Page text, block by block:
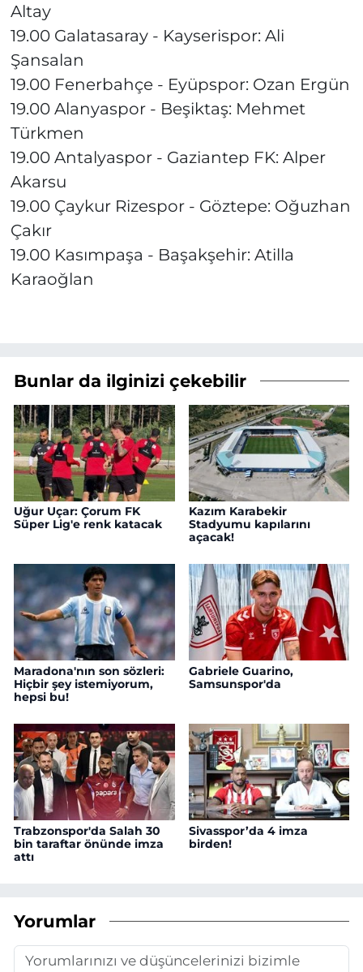
Altay
19.00 Galatasaray - Kayserispor: Ali
Şansalan
19.00 Fenerbahçe - Eyüpspor: Ozan Ergün
19.00 Alanyaspor - Beşiktaş: Mehmet
Türkmen
19.00 Antalyaspor - Gaziantep FK: Alper
Akarsu
19.00 Çaykur Rizespor - Göztepe: Oğuzhan
Çakır
19.00 Kasımpaşa - Başakşehir: Atilla
Karaoğlan
Bunlar da ilginizi çekebilir
Uğur Uçar: Çorum FK
Süper Lig'e renk katacak
Kazım Karabekir
Stadyumu kapılarını
açacak!
Maradona'nın son sözleri:
Hiçbir şey istemiyorum,
hepsi bu!
Gabriele Guarino,
Samsunspor'da
Trabzonspor'da Salah 30
bin taraftar önünde imza
attı
Sivasspor’da 4 imza
birden!
Yorumlar